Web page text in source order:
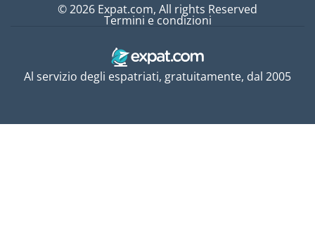
Al servizio degli espatriati, gratuitamente, dal 2005
© 2026 Expat.com, All rights Reserved
Termini e condizioni